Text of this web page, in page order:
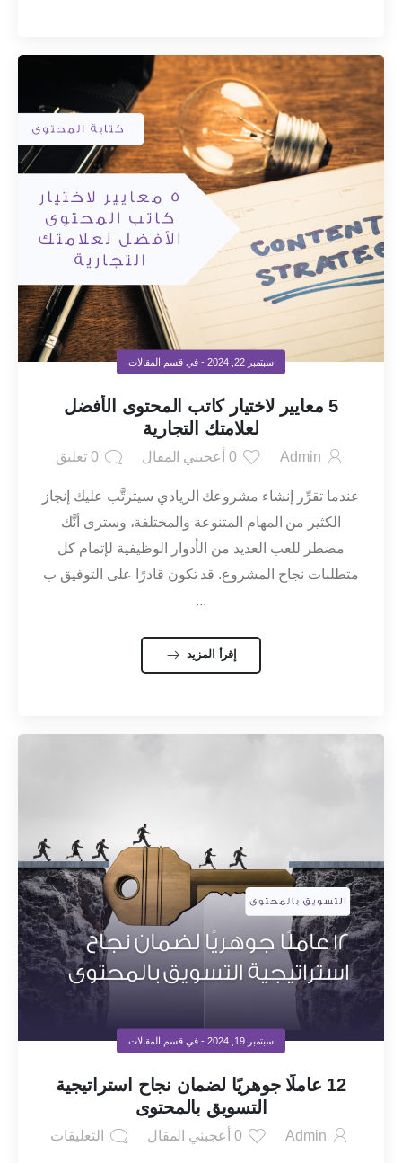
سبتمبر 22, 2024 - في قسم المقالات
5 معايير لاختيار كاتب المحتوى الأفضل
لعلامتك التجارية
Admin
0أعجبني المقال 0 تعليق
عندما تقرِّر إنشاء مشروعك الريادي سيترتَّب عليك إنجاز
الكثير من المهام المتنوعة والمختلفة، وسترى أنَّك
مضطر للعب العديد من الأدوار الوظيفية لإتمام كل
متطلبات نجاح المشروع. قد تكون قادرًا على التوفيق ب
...
إقرأ المزيد
سبتمبر 19, 2024 - في قسم المقالات
12 عاملًا جوهريًا لضمان نجاح استراتيجية
التسويق بالمحتوى
Admin
0أعجبني المقال التعليقات